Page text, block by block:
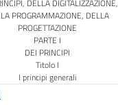
DELLA DIGITALIZZAZIONE,
PROGRAMMAZIONE, DELLA
PROGETTAZIONE
PARTE I
DEI PRINCIPI
Titolo I
I principi generali